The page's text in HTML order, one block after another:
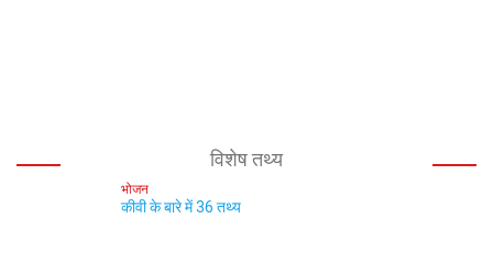
विशेष तथ्य
भोजन
कीवी के बारे में 36 तथ्य